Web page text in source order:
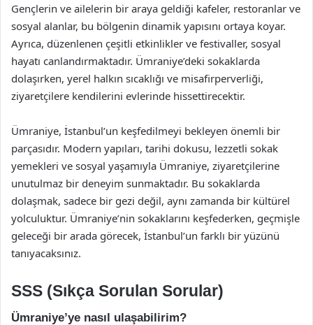
Gençlerin ve ailelerin bir araya geldiği kafeler, restoranlar ve
sosyal alanlar, bu bölgenin dinamik yapısını ortaya koyar.
Ayrıca, düzenlenen çeşitli etkinlikler ve festivaller, sosyal
hayatı canlandırmaktadır. Ümraniye’deki sokaklarda
dolaşırken, yerel halkın sıcaklığı ve misafirperverliği,
ziyaretçilere kendilerini evlerinde hissettirecektir.
Ümraniye, İstanbul’un keşfedilmeyi bekleyen önemli bir
parçasıdır. Modern yapıları, tarihi dokusu, lezzetli sokak
yemekleri ve sosyal yaşamıyla Ümraniye, ziyaretçilerine
unutulmaz bir deneyim sunmaktadır. Bu sokaklarda
dolaşmak, sadece bir gezi değil, aynı zamanda bir kültürel
yolculuktur. Ümraniye’nin sokaklarını keşfederken, geçmişle
geleceği bir arada görecek, İstanbul’un farklı bir yüzünü
tanıyacaksınız.
SSS (Sıkça Sorulan Sorular)
Ümraniye’ye nasıl ulaşabilirim?